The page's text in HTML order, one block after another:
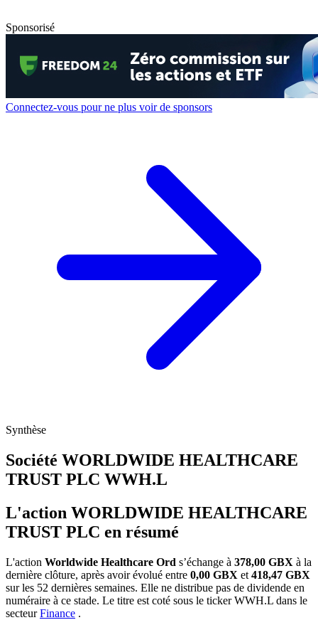
Sponsorisé
Connectez-vous pour ne plus voir de sponsors
Synthèse
Société WORLDWIDE HEALTHCARE
TRUST PLC WWH.L
L'action WORLDWIDE HEALTHCARE
TRUST PLC en résumé
L'action Worldwide Healthcare Ord s’échange à 378,00 GBX à la
dernière clôture, après avoir évolué entre 0,00 GBX et 418,47 GBX
sur les 52 dernières semaines. Elle ne distribue pas de dividende en
numéraire à ce stade. Le titre est coté sous le tickerWWH.L dans le
secteurFinance .